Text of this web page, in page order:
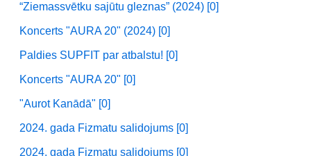
“Ziemassvētku sajūtu gleznas” (2024) [0]
Koncerts "AURA 20" (2024) [0]
Paldies SUPFIT par atbalstu! [0]
Koncerts "AURA 20" [0]
"Aurot Kanādā" [0]
2024. gada Fizmatu salidojums [0]
2024. gada Fizmatu salidojums [0]